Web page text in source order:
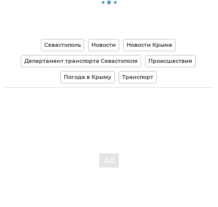
Севастополь Новости Новости Крыма
Департамент транспорта Севастополя Происшествия
Погода в Крыму Транспорт